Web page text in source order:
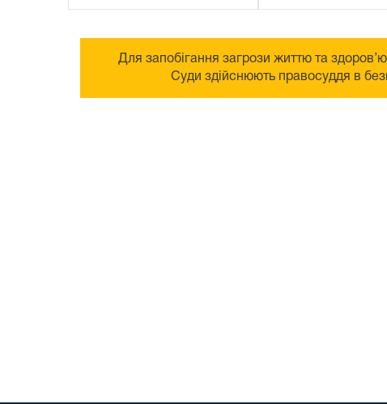
Для запобігання загрози життю та
Суди здійснюють правосуддя в